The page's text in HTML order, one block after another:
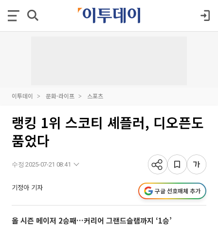
이투데이 문화·라이프 스포츠
랭킹 1위 스코티 셰플러, 디오픈도
품었다
수정 2025-07-21 08:41
기정아 기자 구글 선호매체 추가
올 시즌 메이저 2승째…커리어 그랜드슬램까지 ‘1승’